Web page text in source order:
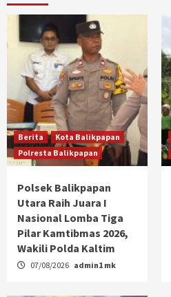
Berita
Kota Balikpapan
Polresta Balikpapan
Polsek Balikpapan
Utara Raih Juara I
Nasional Lomba Tiga
Pilar Kamtibmas 2026,
Wakili Polda Kaltim
07/08/2026 admin1 mk